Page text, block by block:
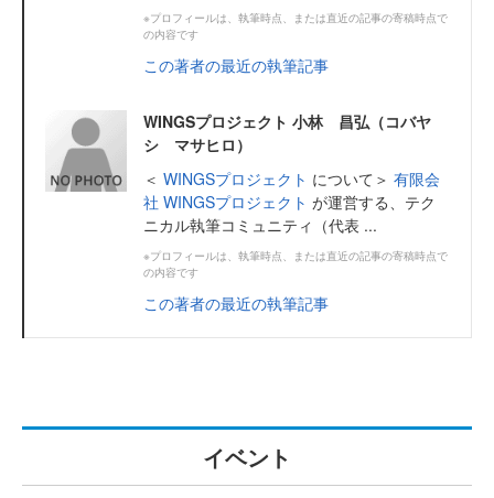
※プロフィールは、執筆時点、または直近の記事の寄稿時点で
の内容です
この著者の最近の執筆記事
WINGSプロジェクト 小林 昌弘（コバヤ
シ マサヒロ）
＜ WINGSプロジェクト について＞ 有限会
社 WINGSプロジェクト が運営する、テク
ニカル執筆コミュニティ（代表 ...
※プロフィールは、執筆時点、または直近の記事の寄稿時点で
の内容です
この著者の最近の執筆記事
イベント